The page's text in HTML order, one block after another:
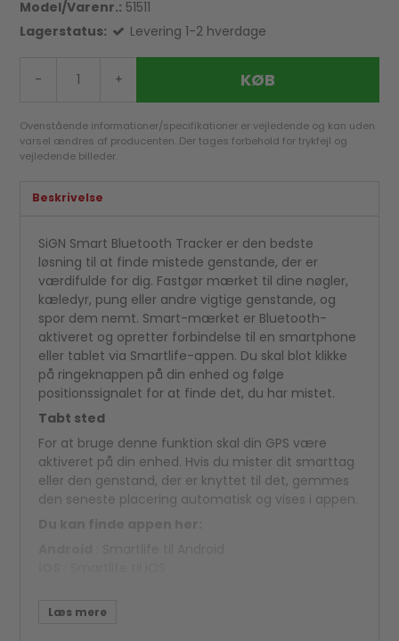
Model/Varenr.: 51511
Lagerstatus:
Levering 1-2 hverdage
- + KØB
Ovenstående informationer/specifikationer er vejledende og kan uden
varsel ændres af producenten. Der tages forbehold for trykfejl og
vejledende billeder.
Beskrivelse
SiGN Smart Bluetooth Tracker er den bedste
løsning til at finde mistede genstande, der er
værdifulde for dig. Fastgør mærket til dine nøgler,
kæledyr, pung eller andre vigtige genstande, og
spor dem nemt. Smart-mærket er Bluetooth-
aktiveret og opretter forbindelse til en smartphone
eller tablet via Smartlife-appen. Du skal blot klikke
på ringeknappen på din enhed og følge
positionssignalet for at finde det, du har mistet.
Tabt sted
For at bruge denne funktion skal din GPS være
aktiveret på din enhed. Hvis du mister dit smarttag
eller den genstand, der er knyttet til det, gemmes
den seneste placering automatisk og vises i appen.
Specifikationer